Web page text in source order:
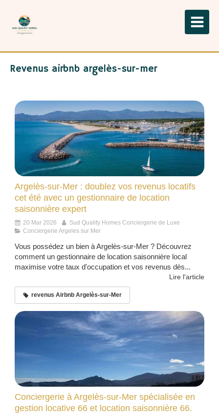
Revenus airbnb argelès-sur-mer
Argelès-sur-Mer : doublez vos revenus locatifs
cet été avec un gestionnaire de location
saisonnière expert
20 Mar 2026
Sud Quality Homes Conciergerie de Luxe
Conciergerie Argeles sur Mer
Vous possédez un bien à Argelès-sur-Mer ? Découvrez
comment un gestionnaire de location saisonnière local
maximise votre taux d'occupation et vos revenus dès...
Lire l'article
revenus Airbnb Argelès-sur-Mer
Conciergerie à Argelès-sur-Mer spécialisée en
gestion locative 66 et location saisonnière 66.